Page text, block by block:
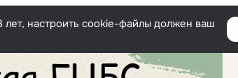
настроить cookie-файлы должен ваш